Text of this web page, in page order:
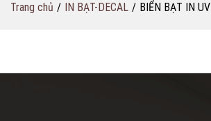
Trang chủ / IN BẠT-DECAL / BIỂN BẠT IN UV